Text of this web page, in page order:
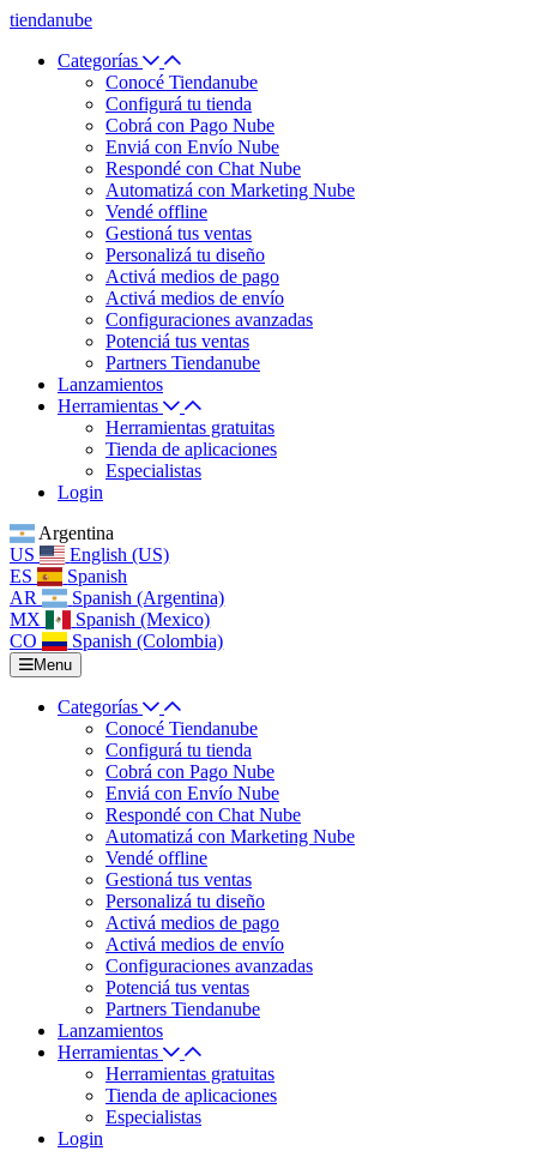
tiendanube
Categorías
Conocé Tiendanube
Configurá tu tienda
Cobrá con Pago Nube
Enviá con Envío Nube
Respondé con Chat Nube
Automatizá con Marketing Nube
Vendé offline
Gestioná tus ventas
Personalizá tu diseño
Activá medios de pago
Activá medios de envío
Configuraciones avanzadas
Potenciá tus ventas
Partners Tiendanube
Lanzamientos
Herramientas
Herramientas gratuitas
Tienda de aplicaciones
Especialistas
Login
Argentina
US
English (US)
ES
Spanish
AR
Spanish (Argentina)
MX
Spanish (Mexico)
CO
Spanish (Colombia)
Menu
Categorías
Conocé Tiendanube
Configurá tu tienda
Cobrá con Pago Nube
Enviá con Envío Nube
Respondé con Chat Nube
Automatizá con Marketing Nube
Vendé offline
Gestioná tus ventas
Personalizá tu diseño
Activá medios de pago
Activá medios de envío
Configuraciones avanzadas
Potenciá tus ventas
Partners Tiendanube
Lanzamientos
Herramientas
Herramientas gratuitas
Tienda de aplicaciones
Especialistas
Login